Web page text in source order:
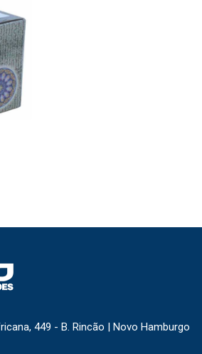
449 - B. Rincão | Novo Hamburgo